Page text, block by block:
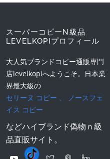
スーパーコピーN級品
LEVELKOPIプロフィール
大人気ブランドコピー通販専門
店levelkopiへようこそ。日本業
界最大級の
セリーヌ コピー
ノースフェ
イス コピー
などハイブランド偽物ｎ級
品直販サイト。